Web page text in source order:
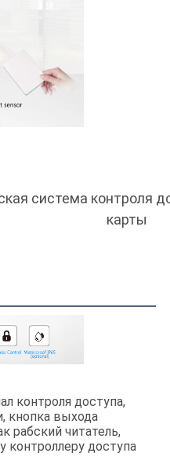
система контроля
карты
контроля доступа,
кнопка выхода
рабский читатель,
контроллеру доступа